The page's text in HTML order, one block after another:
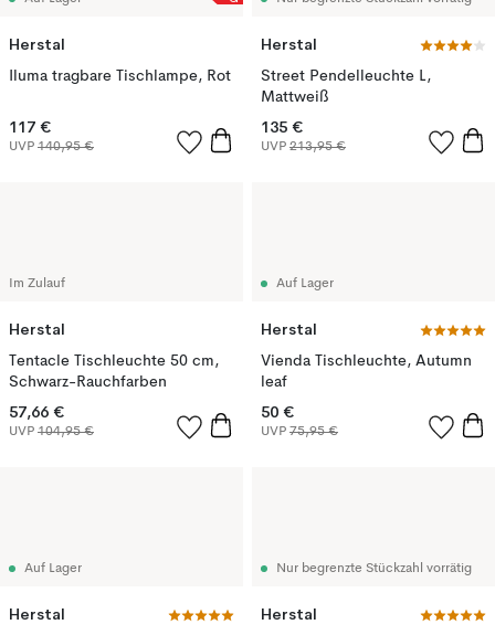
Herstal
Iluma tragbare Tischlampe, Rot
117 €
UVP 140,95 €
Herstal
Street Pendelleuchte L,
Mattweiß
135 €
UVP 213,95 €
Im Zulauf
Herstal
Tentacle Tischleuchte 50 cm,
Schwarz-Rauchfarben
57,66 €
UVP 104,95 €
Auf Lager
Herstal
Vienda Tischleuchte, Autumn
leaf
50 €
UVP 75,95 €
Auf Lager
Herstal
Nur begrenzte Stückzahl vorrätig
Herstal